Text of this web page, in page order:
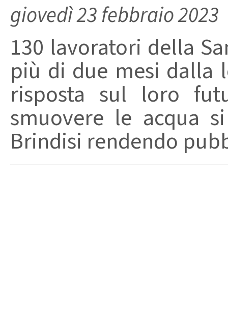
giovedì 23 febbraio 2023
130 lavoratori della
più di due mesi dalla
risposta sul loro
smuovere le acqua
Brindisi rendendo